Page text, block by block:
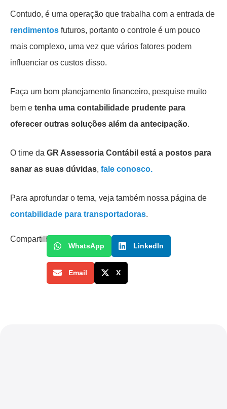
Contudo, é uma operação que trabalha com a entrada de
rendimentos futuros, portanto o controle é um pouco
mais complexo, uma vez que vários fatores podem
influenciar os custos disso.
Faça um bom planejamento financeiro, pesquise muito
bem e tenha uma contabilidade prudente para
oferecer outras soluções além da antecipação.
O time da GR Assessoria Contábil está a postos para
sanar as suas dúvidas, fale conosco.
Para aprofundar o tema, veja também nossa página de
contabilidade para transportadoras.
Compartilhe
WhatsApp LinkedIn
Email X